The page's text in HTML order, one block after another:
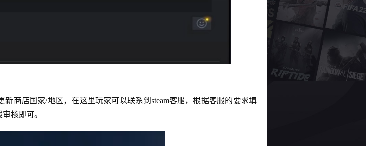
商店国家/地区，在这里玩家可以联系到steam客服，根据客服的要求填
核即可。